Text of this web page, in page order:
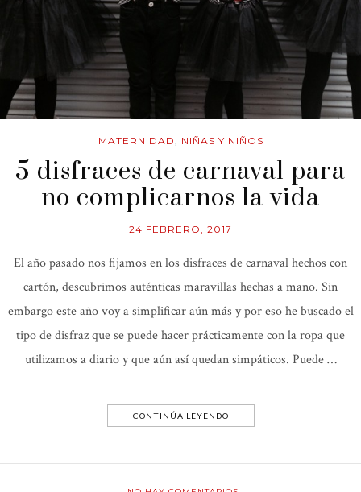
MATERNIDAD, NIÑAS Y NIÑOS
5 disfraces de carnaval para
no complicarnos la vida
24 FEBRERO, 2017
El año pasado nos fijamos en los disfraces de carnaval hechos con
cartón, descubrimos auténticas maravillas hechas a mano. Sin
embargo este año voy a simplificar aún más y por eso he buscado el
tipo de disfraz que se puede hacer prácticamente con la ropa que
utilizamos a diario y que aún así quedan simpáticos. Puede …
CONTINÚA LEYENDO